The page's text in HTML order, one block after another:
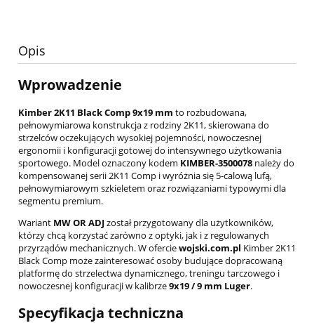
Opis
Wprowadzenie
Kimber 2K11 Black Comp 9x19 mm to rozbudowana,
pełnowymiarowa konstrukcja z rodziny 2K11, skierowana do
strzelców oczekujących wysokiej pojemności, nowoczesnej
ergonomii i konfiguracji gotowej do intensywnego użytkowania
sportowego. Model oznaczony kodem KIMBER-3500078 należy do
kompensowanej serii 2K11 Comp i wyróżnia się 5-calową lufą,
pełnowymiarowym szkieletem oraz rozwiązaniami typowymi dla
segmentu premium.
Wariant MW OR ADJzostał przygotowany dla użytkowników,
którzy chcą korzystać zarówno z optyki, jak i z regulowanych
przyrządów mechanicznych. W oferciewojski.com.pl Kimber 2K11
Black Comp może zainteresować osoby budujące dopracowaną
platformę do strzelectwa dynamicznego, treningu tarczowego i
nowoczesnej konfiguracji w kalibrze9x19 / 9 mm Luger.
Specyfikacja techniczna